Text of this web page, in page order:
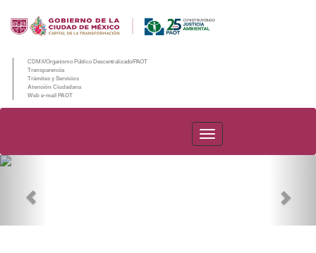
CDMX/Organismo Público Descentralizado/PAOT
Transparencia
Trámites y Servicios
Atención Ciudadana
Web e-mail PAOT
PAOT